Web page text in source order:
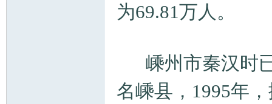
为69.81万人。
嵊州市秦汉时已
名嵊县，1995年